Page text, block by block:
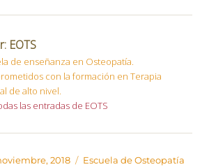
EOTS
de enseñanza en Osteopatía.
con la formación en Terapia
de alto nivel.
las entradas de EOTS
2018 Categorías
Escuela de Osteopatía